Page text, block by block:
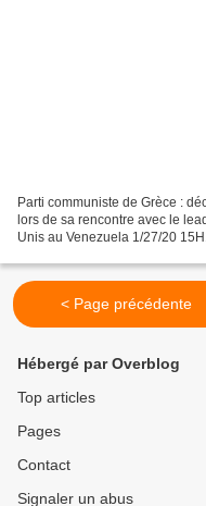
Parti communiste de Grèce :
lors de sa rencontre avec le
Unis au Venezuela 1/27/20
< Page précédente
Hébergé par Overblog
Top articles
Pages
Contact
Signaler un abus